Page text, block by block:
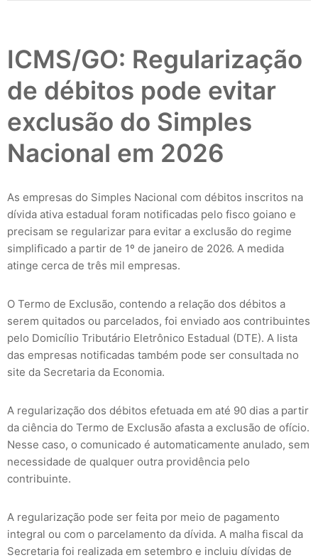
ICMS/GO: Regularização
de débitos pode evitar
exclusão do Simples
Nacional em 2026
As empresas do Simples Nacional com débitos inscritos na
dívida ativa estadual foram notificadas pelo fisco goiano e
precisam se regularizar para evitar a exclusão do regime
simplificado a partir de 1º de janeiro de 2026. A medida
atinge cerca de três mil empresas.
O Termo de Exclusão, contendo a relação dos débitos a
serem quitados ou parcelados, foi enviado aos contribuintes
pelo Domicílio Tributário Eletrônico Estadual (DTE). A lista
das empresas notificadas também pode ser consultada no
site da Secretaria da Economia.
A regularização dos débitos efetuada em até 90 dias a partir
da ciência do Termo de Exclusão afasta a exclusão de ofício.
Nesse caso, o comunicado é automaticamente anulado, sem
necessidade de qualquer outra providência pelo
contribuinte.
A regularização pode ser feita por meio de pagamento
integral ou com o parcelamento da dívida. A malha fiscal da
Secretaria foi realizada em setembro e incluiu dívidas de